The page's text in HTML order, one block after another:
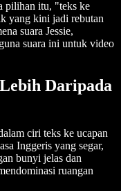
pilihan itu, "teks ke
yang kini jadi rebutan
suara Jessie,
suara ini untuk video
Daripada
ciri teks ke ucapan
Inggeris yang segar,
bunyi jelas dan
ruangan